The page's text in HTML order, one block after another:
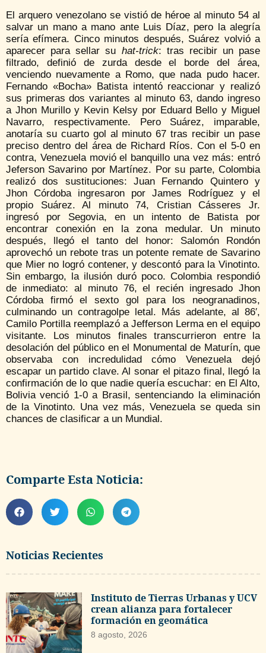
Noticias Recientes
Instituto de Tierras Urbanas y UCV
crean alianza para fortalecer
formación en geomática
8 agosto, 2026
El arquero venezolano se vistió de héroe al minuto 54 al
salvar un mano a mano ante Luis Díaz, pero la alegría
sería efímera. Cinco minutos después, Suárez volvió a
aparecer para sellar su hat-trick: tras recibir un pase
filtrado, definió de zurda desde el borde del área,
venciendo nuevamente a Romo, que nada pudo hacer.
Fernando «Bocha» Batista intentó reaccionar y realizó
sus primeras dos variantes al minuto 63, dando ingreso
a Jhon Murillo y Kevin Kelsy por Eduard Bello y Miguel
Navarro, respectivamente. Pero Suárez, imparable,
anotaría su cuarto gol al minuto 67 tras recibir un pase
preciso dentro del área de Richard Ríos. Con el 5-0 en
contra, Venezuela movió el banquillo una vez más: entró
Jeferson Savarino por Martínez. Por su parte, Colombia
realizó dos sustituciones: Juan Fernando Quintero y
Jhon Córdoba ingresaron por James Rodríguez y el
propio Suárez. Al minuto 74, Cristian Cásseres Jr.
ingresó por Segovia, en un intento de Batista por
encontrar conexión en la zona medular. Un minuto
después, llegó el tanto del honor: Salomón Rondón
aprovechó un rebote tras un potente remate de Savarino
que Mier no logró contener, y descontó para la Vinotinto.
Sin embargo, la ilusión duró poco. Colombia respondió
de inmediato: al minuto 76, el recién ingresado Jhon
Córdoba firmó el sexto gol para los neogranadinos,
culminando un contragolpe letal. Más adelante, al 86′,
Camilo Portilla reemplazó a Jefferson Lerma en el equipo
visitante. Los minutos finales transcurrieron entre la
desolación del público en el Monumental de Maturín, que
observaba con incredulidad cómo Venezuela dejó
escapar un partido clave. Al sonar el pitazo final, llegó la
confirmación de lo que nadie quería escuchar: en El Alto,
Bolivia venció 1-0 a Brasil, sentenciando la eliminación
de la Vinotinto. Una vez más, Venezuela se queda sin
chances de clasificar a un Mundial.
Comparte Esta Noticia: